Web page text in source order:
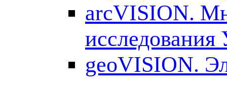
arcVISION.
geoVISION.